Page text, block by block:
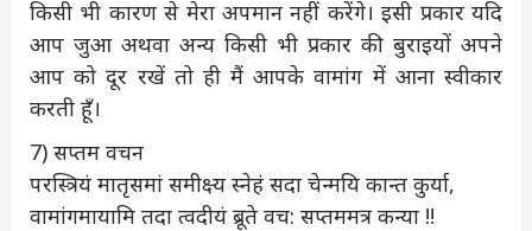
किसी भी कारण से मेरा अपमान नहीं करेंगे। इसी प्रकार यदि
आप जुआ अथवा अन्य किसी भी प्रकार की बुराइयों अपने
आप को दूर रखें तो ही मैं आपके वामांग में आना स्वीकार
करती हूँ।
7) सप्तम वचन
परस्त्रियं मातृसमां समीक्ष्य स्नेहं सदा चेन्मयि कान्त कुर्या,
वामांगमायामि तदा त्वदीयं ब्रूते वच: सप्तममत्र कन्या !!